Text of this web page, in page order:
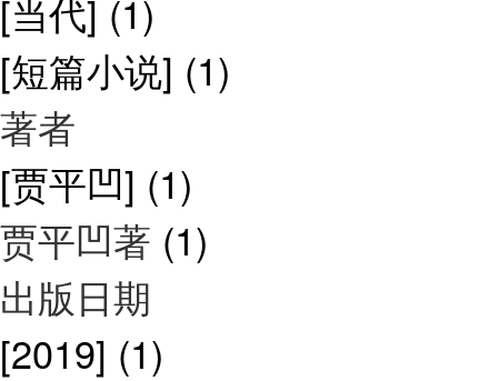
[当代] (1)
[短篇小说] (1)
著者
[贾平凹] (1)
贾平凹著 (1)
出版日期
[2019] (1)